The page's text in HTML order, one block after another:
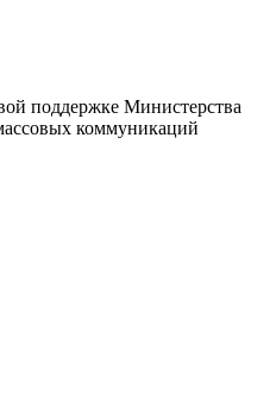
поддержке Министерства
коммуникаций